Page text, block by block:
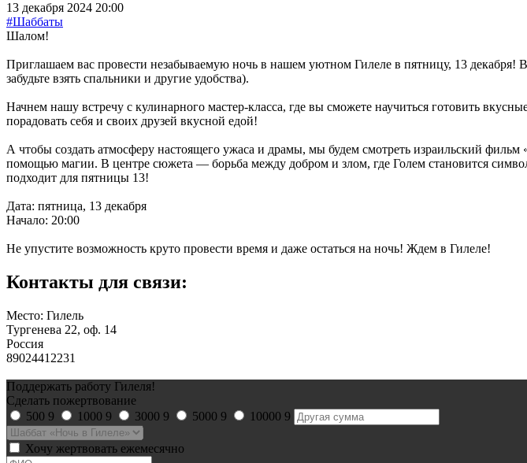
13 декабря 2024 20:00
#Шаббаты
Шалом!
Приглашаем вас провести незабываемую ночь в нашем уютном Гилеле в пятницу, 13 декабря!
забудьте взять спальники и другие удобства).
Начнем нашу встречу с кулинарного мастер-класса, где вы сможете научиться готовить
порадовать себя и своих друзей вкусной едой!
А чтобы создать атмосферу настоящего ужаса и драмы, мы будем смотреть израильский
помощью магии. В центре сюжета — борьба между добром и злом, где Голем становится
подходит для пятницы 13!
Дата: пятница, 13 декабря
Начало: 20:00
Не упустите возможность круто провести время и даже остаться на ночь! Ждем в Гилеле!
Контакты для связи:
Место: Гилель
Тургенева 22, оф. 14
Россия
89024412231
Поддержать работу Гилеля!
Сделать пожертвование
500 9 1000 9 3000 9 5000 9 10000 9
Хочу жертвовать ежемесячно